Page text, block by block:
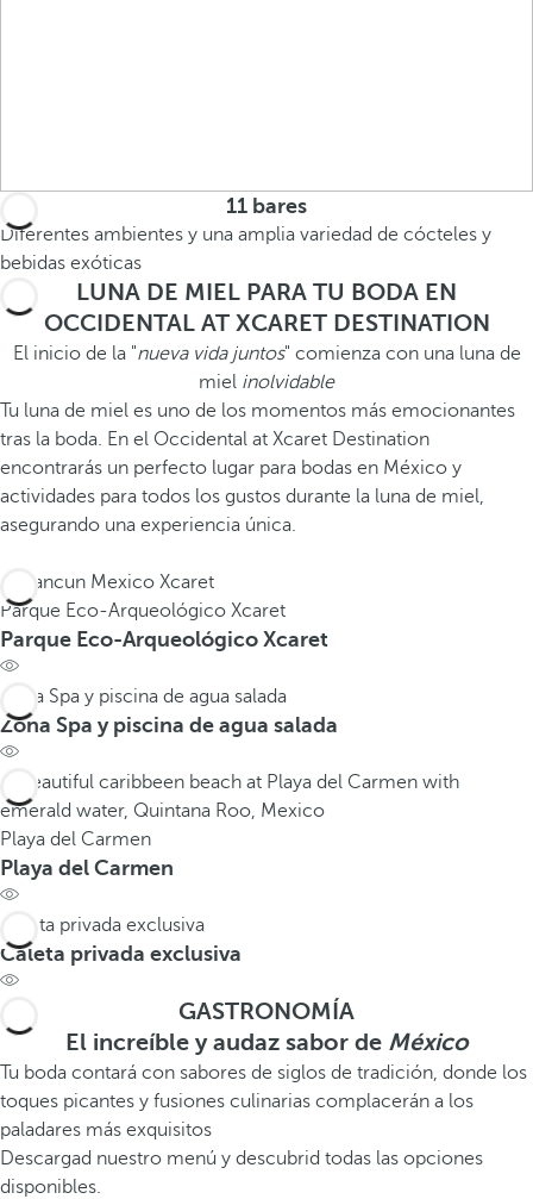
11 bares
Diferentes ambientes y una amplia variedad de cócteles y
bebidas exóticas
LUNA DE MIEL PARA TU BODA EN
OCCIDENTAL AT XCARET DESTINATION
El inicio de la "nueva vida juntos" comienza con una luna de
miel inolvidable
Tu luna de miel es uno de los momentos más emocionantes
tras la boda. En el Occidental at Xcaret Destination
encontrarás un perfecto lugar para bodas en México y
actividades para todos los gustos durante la luna de miel,
asegurando una experiencia única.
Parque Eco-Arqueológico Xcaret
Parque Eco-Arqueológico Xcaret
Zona Spa y piscina de agua salada
Zona Spa y piscina de agua salada
Playa del Carmen
Playa del Carmen
Caleta privada exclusiva
Caleta privada exclusiva
GASTRONOMÍA
El increíble y audaz sabor de México
Tu boda contará con sabores de siglos de tradición, donde los
toques picantes y fusiones culinarias complacerán a los
paladares más exquisitos
Descargad nuestro menú y descubrid todas las opciones
disponibles.